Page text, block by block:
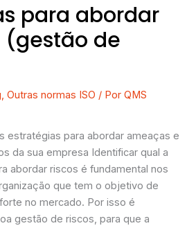
para abordar
de
,Outras normas ISO / PorQMS
estratégias para abordar ameaças e
da sua empresa Identificar qual a
abordar riscos é fundamental nos
que tem o objetivo de
no mercado. Por isso é
gestão de riscos, para que a